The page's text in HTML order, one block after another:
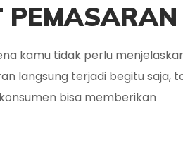
PEMASARAN
kamu tidak perlu
langsung terjadi begitu saja,
bisa memberikan